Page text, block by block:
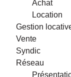
Achat
Location
Gestion
Vente
Syndic
Réseau